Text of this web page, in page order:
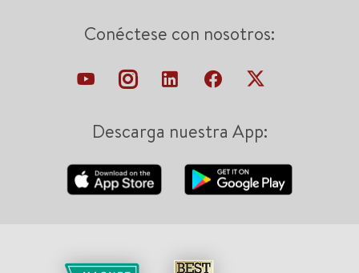
Conéctese con nosotros:
Descarga nuestra App: